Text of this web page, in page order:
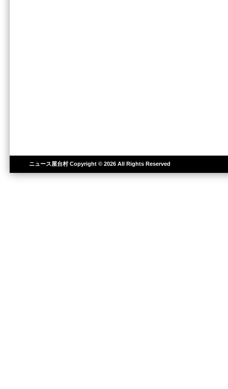
ニュース屋台村Copyright © 2026 All Rights Reserved